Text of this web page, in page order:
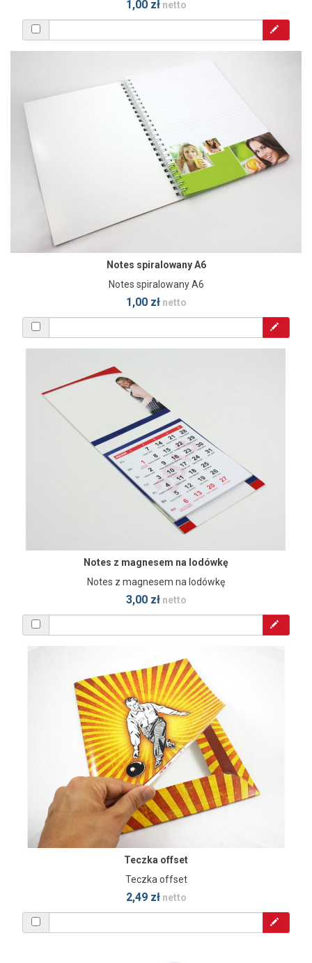
1,00 złnetto
Notes spiralowany A6
Notes spiralowany A6
1,00 złnetto
Notes z magnesem na lodówkę
Notes z magnesem na lodówkę
3,00 złnetto
Teczka offset
Teczka offset
2,49 złnetto